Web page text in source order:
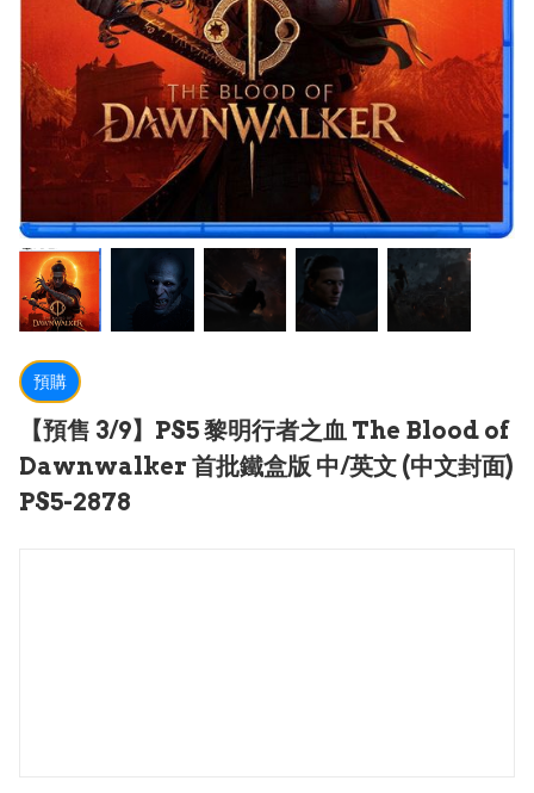
預購
【預售 3/9】PS5 黎明行者之血 The Blood of
Dawnwalker 首批鐵盒版 中/英文 (中文封面)
PS5-2878